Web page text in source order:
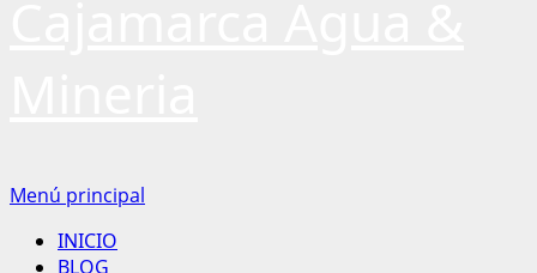
Menú principal
INICIO
BLOG